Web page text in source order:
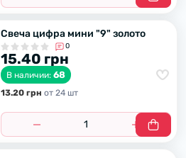
Свеча цифра мини "9" золото
0
15.40 грн
В наличии: 68
13.20 грн от 24 шт